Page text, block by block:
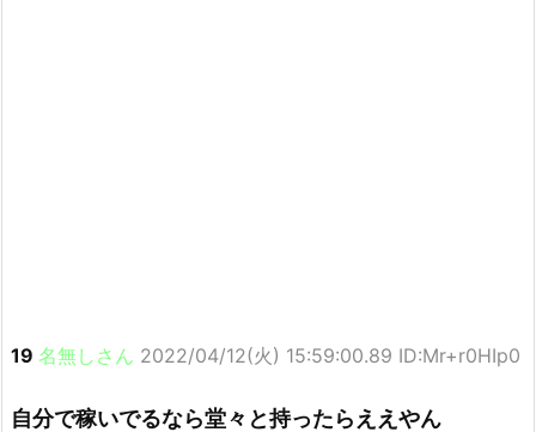
19 名無しさん 2022/04/12(火) 15:59:00.89 ID:Mr+r0HIp0
自分で稼いでるなら堂々と持ったらええやん